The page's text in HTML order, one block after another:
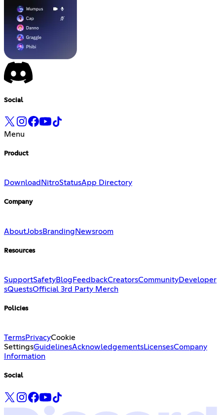
Social
Menu
Product
Download NitroStatusApp Directory
Company
AboutJobsBrandingNewsroom
Resources
SupportSafetyBlog FeedbackCreatorsCommunityDeveloper
sQuestsOfficial 3rd Party Merch
Policies
TermsPrivacyCookie
SettingsGuidelinesAcknowledgementsLicensesCompany
Information
Social